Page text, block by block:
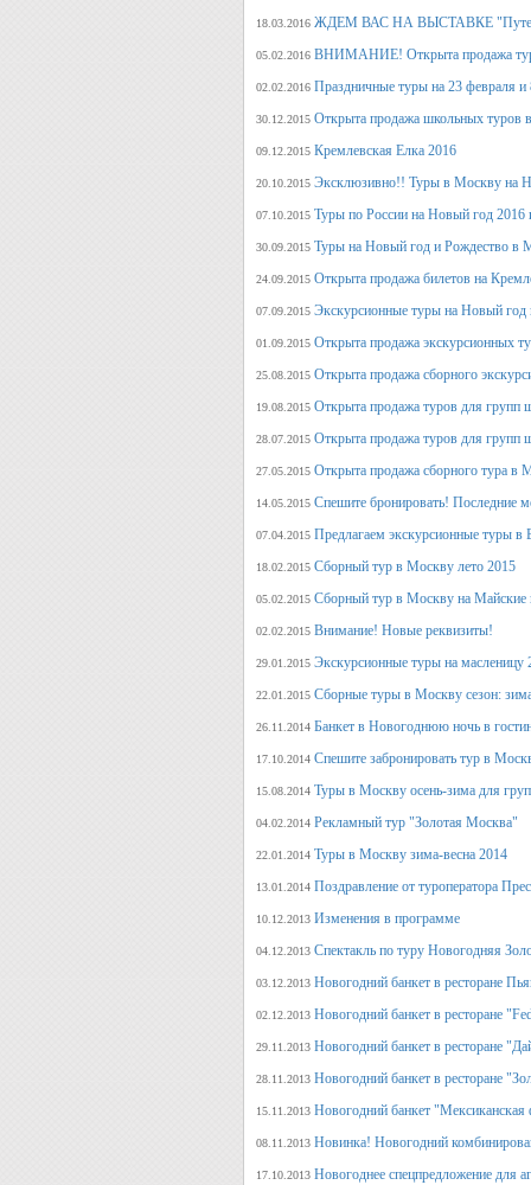
18.03.2016 ЖДЕМ ВАС НА ВЫСТАВКЕ
05.02.2016 ВНИМАНИЕ! Открыта продажа
02.02.2016 Праздничные туры на 23 февраля и
30.12.2015 Открыта продажа школьных туров
09.12.2015 Кремлевская Елка 2016
20.10.2015 Эксклюзивно!! Туры в Москву на
07.10.2015 Туры по России на Новый год 2016
30.09.2015 Туры на Новый год и Рождество в
24.09.2015 Открыта продажа билетов на
07.09.2015 Экскурсионные туры на Новый год
01.09.2015 Открыта продажа экскурсионных
25.08.2015 Открыта продажа сборного
19.08.2015 Открыта продажа туров для групп
28.07.2015 Открыта продажа туров для групп
27.05.2015 Открыта продажа сборного тура в
14.05.2015 Спешите бронировать! Последние
07.04.2015 Предлагаем экскурсионные туры в
18.02.2015 Сборный тур в Москву лето 2015
05.02.2015 Сборный тур в Москву на Майские
02.02.2015 Внимание! Новые реквизиты!
29.01.2015 Экскурсионные туры на масленицу
22.01.2015 Сборные туры в Москву сезон:
26.11.2014 Банкет в Новогоднюю ночь в
17.10.2014 Спешите забронировать тур в
15.08.2014 Туры в Москву осень-зима для
04.02.2014 Рекламный тур "Золотая Москва"
22.01.2014 Туры в Москву зима-весна 2014
13.01.2014 Поздравление от туроператора
10.12.2013 Изменения в программе
04.12.2013 Спектакль по туру Новогодняя
03.12.2013 Новогодний банкет в ресторане
02.12.2013 Новогодний банкет в ресторане
29.11.2013 Новогодний банкет в ресторане
28.11.2013 Новогодний банкет в ресторане
15.11.2013 Новогодний банкет
08.11.2013 Новинка! Новогодний
17.10.2013 Новогоднее спецпредложение для